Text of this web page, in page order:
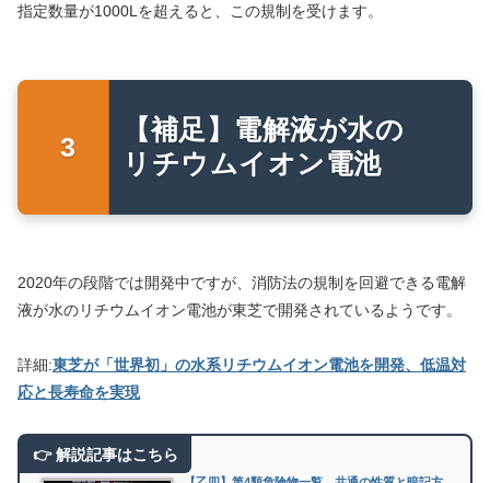
指定数量が1000Lを超えると、この規制を受けます。
【補足】電解液が水の
リチウムイオン電池
2020年の段階では開発中ですが、消防法の規制を回避できる電解
液が水のリチウムイオン電池が東芝で開発されているようです。
詳細:東芝が「世界初」の水系リチウムイオン電池を開発、低温対
応と長寿命を実現